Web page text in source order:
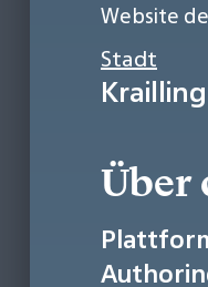
Website
Stadt
Krailling
Über